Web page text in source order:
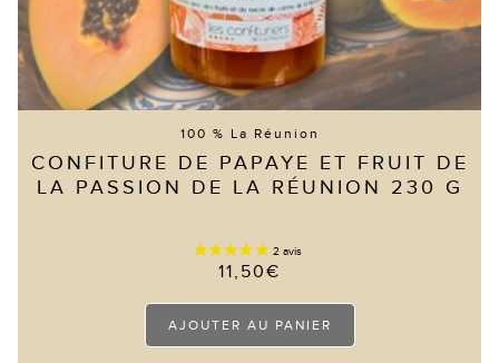
100 % La Réunion
CONFITURE DE PAPAYE ET FRUIT DE
LA PASSION DE LA RÉUNION 230 G
11,50€
AJOUTER AU PANIER